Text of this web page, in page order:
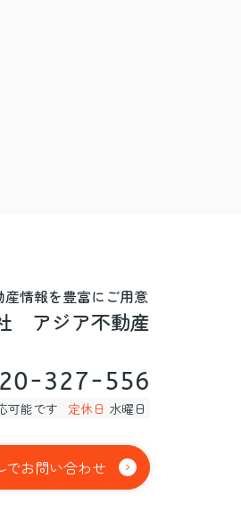
産情報を豊富にご用意
アジア不動産
327-556
可能です 定休日 水曜日
でお問い合わせ